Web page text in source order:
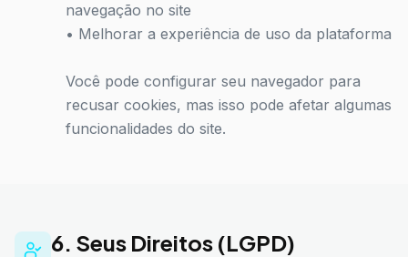
navegação no site
• Melhorar a experiência de uso da plataforma
Você pode configurar seu navegador para
recusar cookies, mas isso pode afetar algumas
funcionalidades do site.
6. Seus Direitos (LGPD)